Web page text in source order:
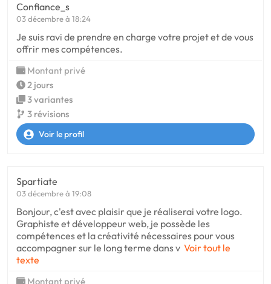
Confiance_s
03 décembre à 18:24
Je suis ravi de prendre en charge votre projet et de vous
offrir mes compétences.
Montant privé
2 jours
3 variantes
3 révisions
Voir le profil
Spartiate
03 décembre à 19:08
Bonjour, c'est avec plaisir que je réaliserai votre logo.
Graphiste et développeur web, je possède les
compétences et la créativité nécessaires pour vous
accompagner sur le long terme dans v Voir tout le
texte
Montant privé